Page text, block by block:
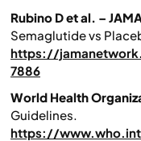
Rubino D et al. –
Semaglutide vs
https://
7886
World Health
Guidelines.
https://